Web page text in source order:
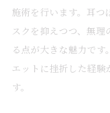
施術を行います。耳つ
スクを抑えつつ、無
る点が大きな魅力です
エットに挫折した経
す。